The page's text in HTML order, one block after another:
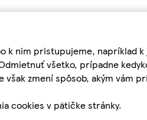
k nim pristupujeme,
všetko, prípadne
zmení spôsob, akým vám
cookies v pätičke stránky.